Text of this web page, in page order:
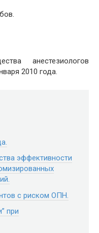
анестезиологов
2010 года.
эффективности
с риском ОПН.
при